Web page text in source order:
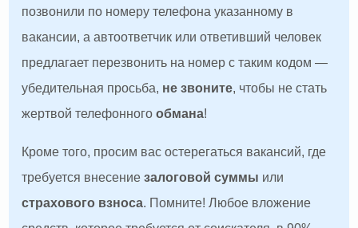
позвонили по номеру телефона указанному в
вакансии, а автоответчик или ответивший человек
предлагает перезвонить на номер с таким кодом —
убедительная просьба, не звоните, чтобы не стать
жертвой телефонногообмана!
Кроме того, просим вас остерегаться вакансий, где
требуется внесениезалоговой суммы или
страхового взноса. Помните! Любое вложение